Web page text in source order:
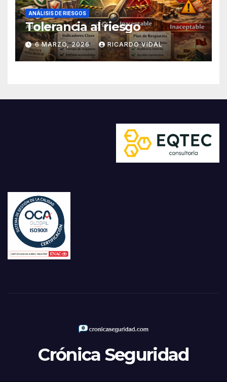
ANÁLISIS DE RIESGOS
Tolerancia al riesgo
6 MARZO, 2026 RICARDO VIDAL
Crónica Seguridad